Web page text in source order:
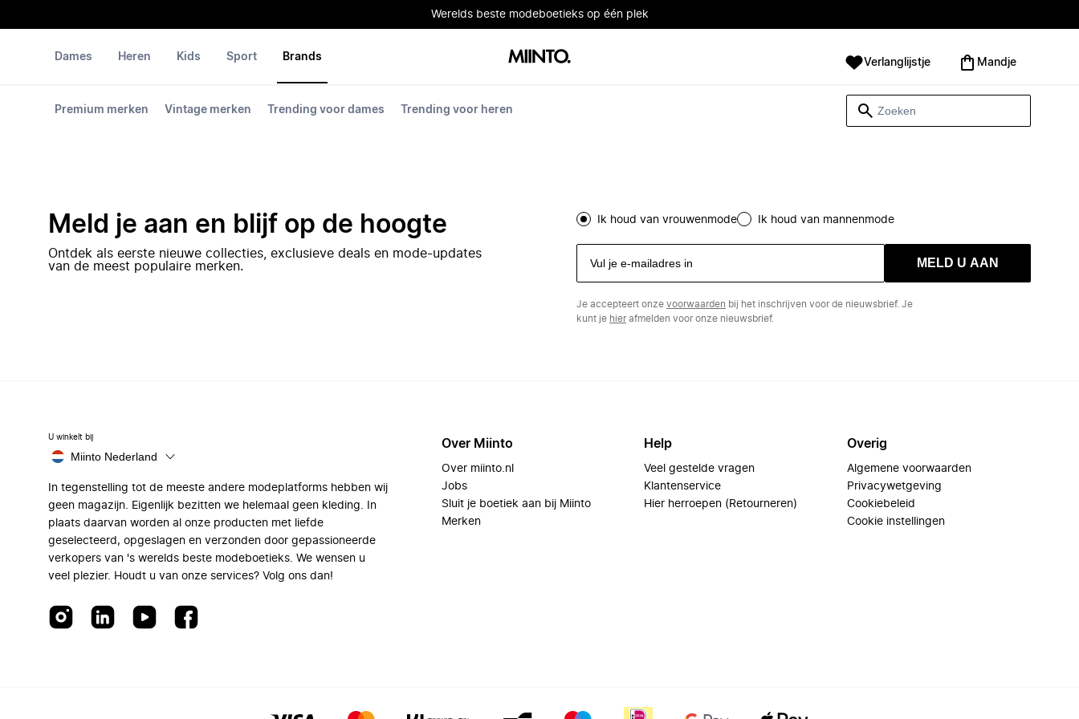
Werelds beste modeboetieks op één plek
Dames Heren Kids Sport Brands
Premium merken Vintage merken Trending voor dames Trending voor heren
Verlanglijstje Mandje
Meld je aan en blijf op de hoogte
Ontdek als eerste nieuwe collecties, exclusieve deals en mode-updates
van de meest populaire merken.
Ik houd van vrouwenmode Ik houd van mannenmode
MELD U AAN
Je accepteert onze voorwaarden bij het inschrijven voor de nieuwsbrief. Je
kunt je hierafmelden voor onze nieuwsbrief.
U winkelt bij
Miinto Nederland
In tegenstelling tot de meeste andere modeplatforms hebben wij
geen magazijn. Eigenlijk bezitten we helemaal geen kleding. In
plaats daarvan worden al onze producten met liefde
geselecteerd, opgeslagen en verzonden door gepassioneerde
verkopers van 's werelds beste modeboetieks. We wensen u
veel plezier. Houdt u van onze services? Volg ons dan!
Over Miinto
Over miinto.nl
Jobs
Sluit je boetiek aan bij Miinto
Merken
Help
Veel gestelde vragen
Klantenservice
Hier herroepen (Retourneren)
Overig
Algemene voorwaarden
Privacywetgeving
Cookiebeleid
Cookie instellingen